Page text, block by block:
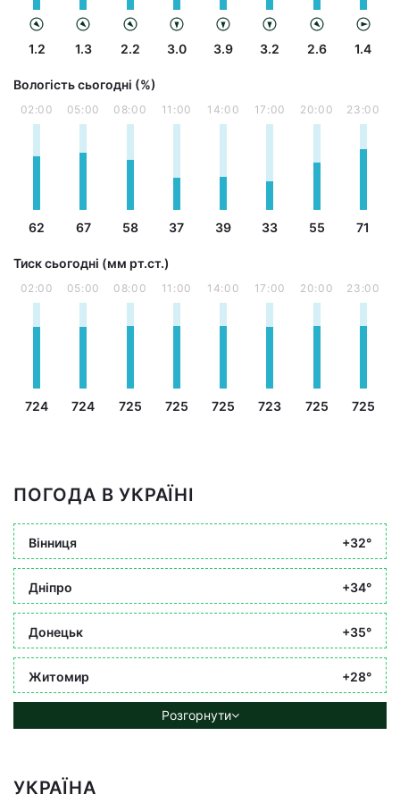
1.2 1.3 2.2 3.0 3.9 3.2 2.6 1.4
Вологість сьогодні (%)
02:00
62
05:00
67
08:00
58
11:00
37
14:00
39
17:00
33
20:00
55
23:00
71
Тиск сьогодні (мм рт.ст.)
02:00
724
05:00
724
08:00
725
11:00
725
14:00
725
17:00
723
20:00
725
23:00
725
ПОГОДА В УКРАЇНІ
Вінниця +32°
Дніпро +34°
Донецьк +35°
Житомир +28°
Розгорнути
УКРАЇНА